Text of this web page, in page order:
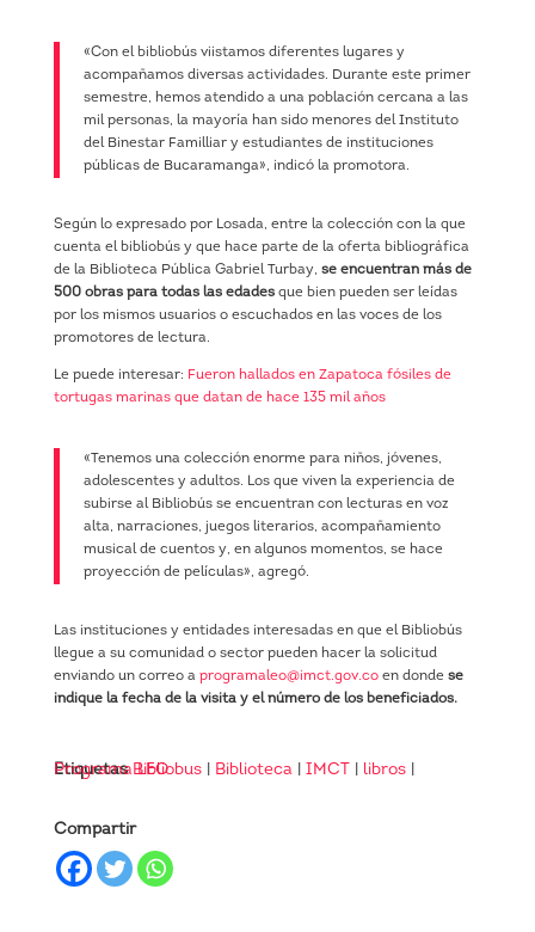
«Con el bibliobús viistamos diferentes lugares y
acompañamos diversas actividades. Durante este primer
semestre, hemos atendido a una población cercana a las
mil personas, la mayoría han sido menores del Instituto
del Binestar Familliar y estudiantes de instituciones
públicas de Bucaramanga», indicó la promotora.
Según lo expresado por Losada, entre la colección con la que
cuenta el bibliobús y que hace parte de la oferta bibliográfica
de la Biblioteca Pública Gabriel Turbay, se encuentran más de
500 obras para todas las edadesque bien pueden ser leídas
por los mismos usuarios o escuchados en las voces de los
promotores de lectura.
Le puede interesar: Fueron hallados en Zapatoca fósiles de
tortugas marinas que datan de hace 135 mil años
«Tenemos una colección enorme para niños, jóvenes,
adolescentes y adultos. Los que viven la experiencia de
subirse al Bibliobús se encuentran con lecturas en voz
alta, narraciones, juegos literarios, acompañamiento
musical de cuentos y, en algunos momentos, se hace
proyección de películas», agregó.
Las instituciones y entidades interesadas en que el Bibliobús
llegue a su comunidad o sector pueden hacer la solicitud
enviando un correo a programaleo@imct.gov.coen donde se
indique la fecha de la visita y el número de los beneficiados.
EtiquetasBibliobus| Biblioteca| IMCT| libros|
Programa LEO
Compartir